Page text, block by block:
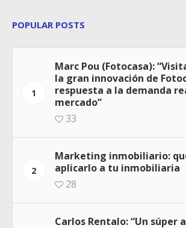
POPULAR POSTS
1
Marc Pou (Fotocasa):
la gran innovación de
respuesta a la demanda
mercado”
33
2
Marketing inmobiliario:
aplicarlo a tu inmobiliaria
28
Carlos Rentalo: “Un súper